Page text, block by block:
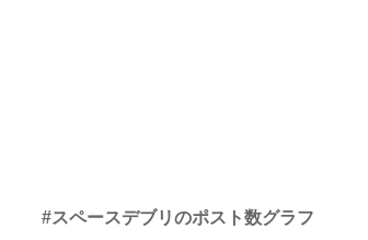
#スペースデブリのポスト数グラフ